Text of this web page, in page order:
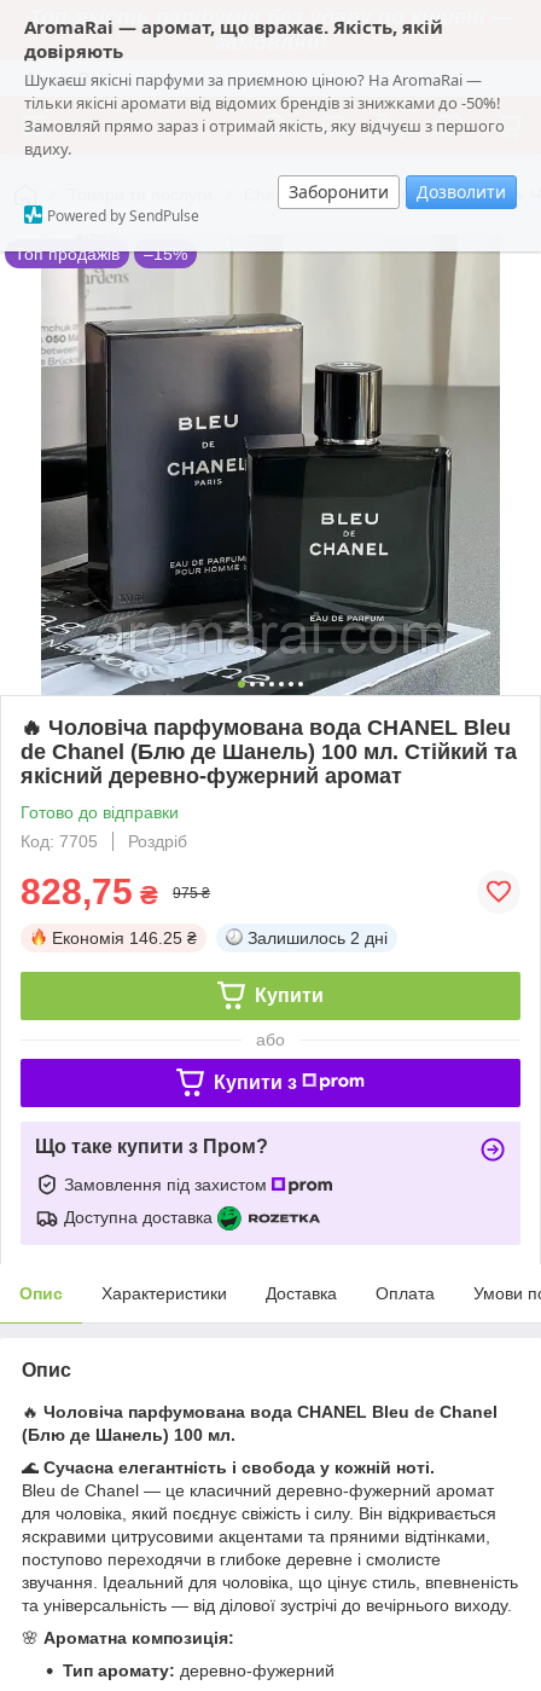
AromaRai — аромат, що вражає. Якість, якій
довіряють
Шукаєш якісні парфуми за приємною ціною? На AromaRai —
тільки якісні аромати від відомих брендів зі знижками до -50%!
Замовляй прямо зараз і отримай якість, яку відчуєш з першого
вдиху.
Заборонити Дозволити
Powered by SendPulse
Топ-якість парфумів без удару по кишені —
замовляй!
AromaRai
Chanel | Французький Еталон
Топ продажів –15%
🔥 Чоловіча парфумована вода CHANEL Bleu
de Chanel (Блю де Шанель) 100 мл. Стійкий та
якісний деревно-фужерний аромат
Готово до відправки
Код: 7705
Роздріб
828,75 ₴ 975 ₴
Економія 146.25 ₴ Залишилось 2 дні
Купити
або
Купити з
Що таке купити з Пром?
Замовлення під захистом
Доступна доставка
Опис Характеристики Доставка Оплата Умови
Опис
🔥 Чоловіча парфумована вода CHANEL Bleu de Chanel
(Блю де Шанель) 100 мл.
🌊 Сучасна елегантність і свобода у кожній ноті.
Bleu de Chanel — це класичний деревно-фужерний аромат
для чоловіка, який поєднує свіжість і силу. Він відкривається
яскравими цитрусовими акцентами та пряними відтінками,
поступово переходячи в глибоке деревне і смолисте
звучання. Ідеальний для чоловіка, що цінує стиль, впевненість
та універсальність — від ділової зустрічі до вечірнього виходу.
🌸 Ароматна композиція:
Тип аромату: деревно-фужерний